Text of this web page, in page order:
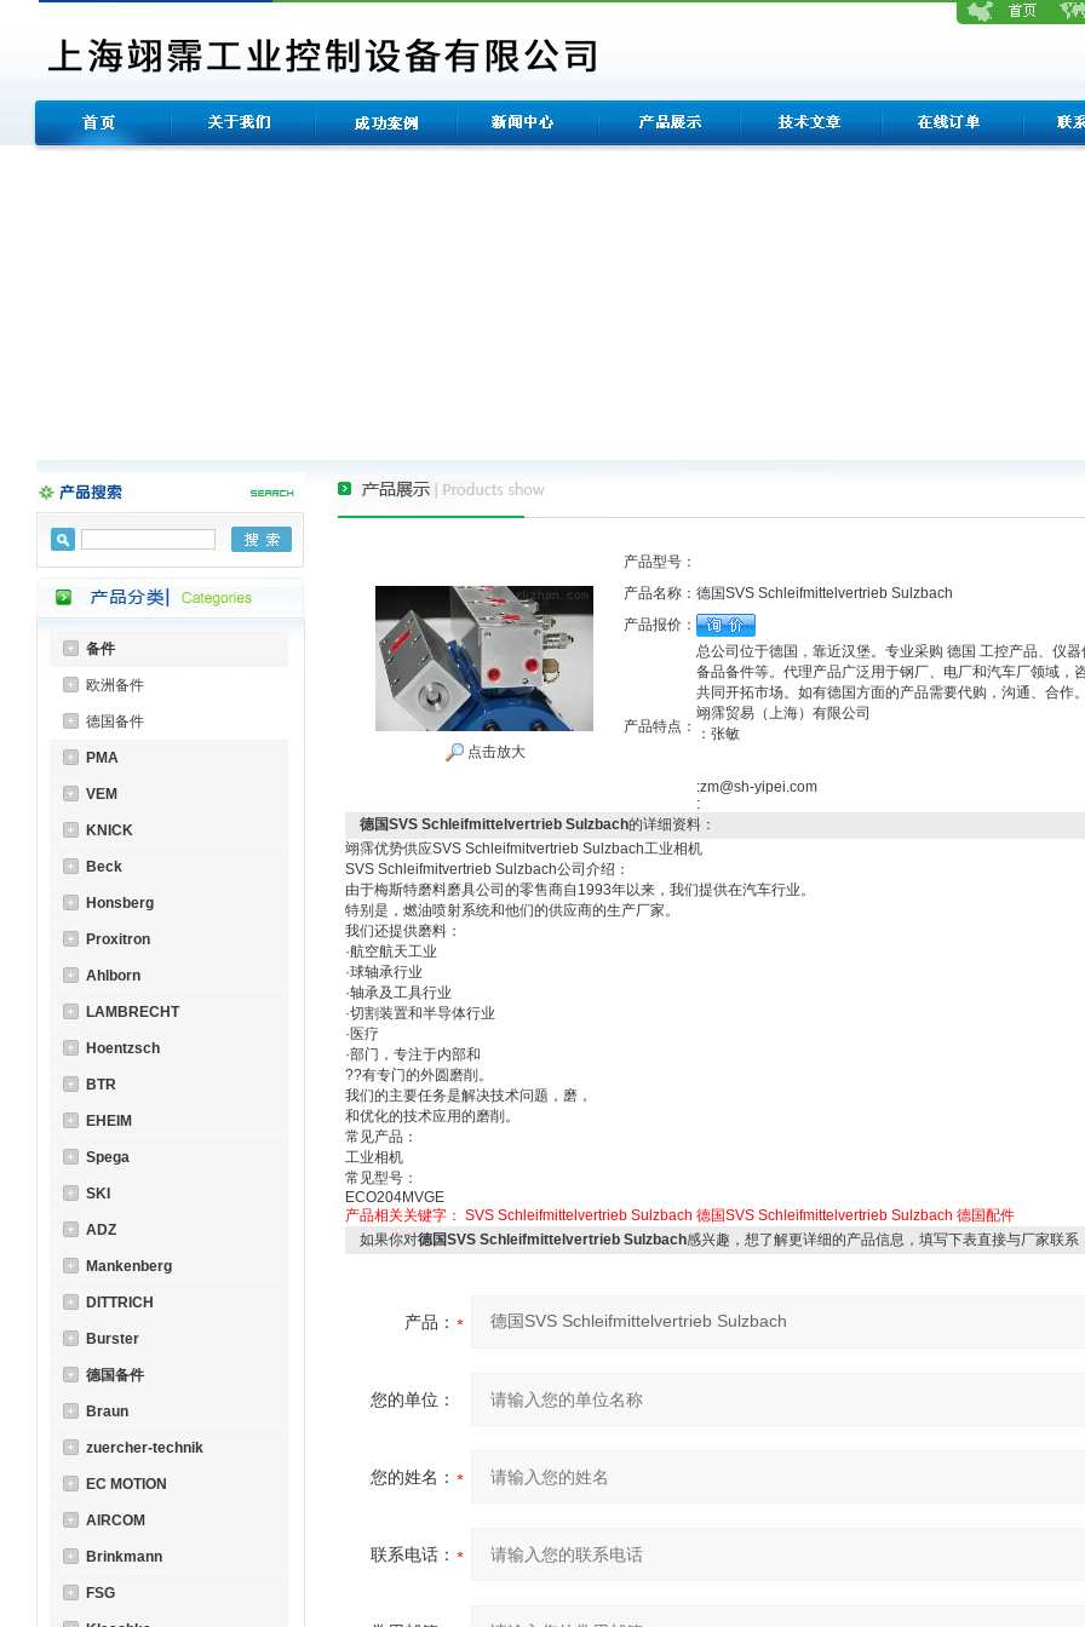
备件
欧洲备件
德国备件
PMA
VEM
KNICK
Beck
Honsberg
Proxitron
Ahlborn
LAMBRECHT
Hoentzsch
BTR
EHEIM
Spega
SKI
ADZ
Mankenberg
DITTRICH
Burster
德国备件
Braun
zuercher-technik
EC MOTION
AIRCOM
Brinkmann
FSG
点击放大
产品型号：
产品名称： 德国SVS Schleifmittelvertrieb Sulzbach
产品报价：
产品特点：
总公司位于德国，靠近汉堡。专业采购 德国 工控产品、仪器
备品备件等。代理产品广泛用于钢厂、电厂和汽车厂领域，
共同开拓市场。如有德国方面的产品需要代购，沟通、合作。
翊霈贸易（上海）有限公司
：张敏
:zm@sh-yipei.com
:
德国SVS Schleifmittelvertrieb Sulzbach的详细资料：
翊霈优势供应SVS Schleifmitvertrieb Sulzbach工业相机
SVS Schleifmitvertrieb Sulzbach公司介绍：
由于梅斯特磨料磨具公司的零售商自1993年以来，我们提供在汽车行业。
特别是，燃油喷射系统和他们的供应商的生产厂家。
我们还提供磨料：
·航空航天工业
·球轴承行业
·轴承及工具行业
·切割装置和半导体行业
·医疗
·部门，专注于内部和
??有专门的外圆磨削。
我们的主要任务是解决技术问题，磨，
和优化的技术应用的磨削。
常见产品：
工业相机
常见型号：
ECO204MVGE
产品相关关键字： SVS Schleifmittelvertrieb Sulzbach 德国SVS Schleifmittelvertrieb Sulzbach 德国配件
如果你对德国SVS Schleifmittelvertrieb Sulzbach感兴趣，想了解更详细的产品信息，填写下表直接与厂家联系
产品：
您的单位：
您的姓名：
联系电话：